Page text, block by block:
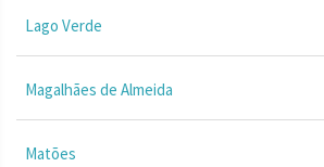
Lago Verde
Magalhães de Almeida
Matões